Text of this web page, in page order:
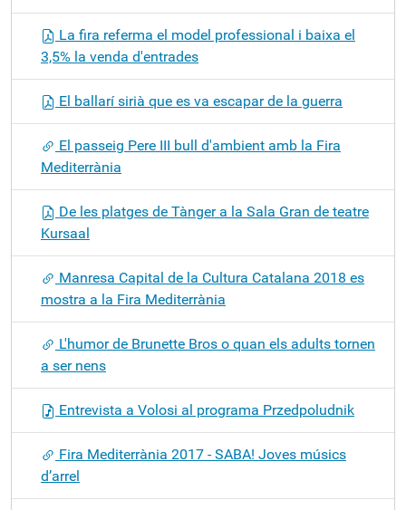
La fira referma el model professional i baixa el
3,5% la venda d'entrades
El ballarí sirià que es va escapar de la guerra
El passeig Pere III bull d'ambient amb la Fira
Mediterrània
De les platges de Tànger a la Sala Gran de teatre
Kursaal
Manresa Capital de la Cultura Catalana 2018 es
mostra a la Fira Mediterrània
L'humor de Brunette Bros o quan els adults tornen
a ser nens
Entrevista a Volosi al programa Przedpoludnik
Fira Mediterrània 2017 - SABA! Joves músics
d’arrel